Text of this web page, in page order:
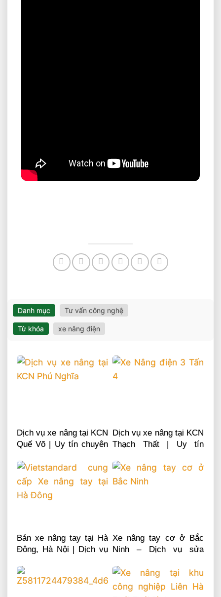
Danh mục Tư vấn công nghệ
Từ khóa xe nâng điện
Dịch vụ xe nâng tại KCN
Quế Võ | Uy tín chuyên
Dịch vụ xe nâng tại KCN
Thạch Thất | Uy tín
0868481555
Bán xe nâng tay tại Hà
Đông, Hà Nội | Dịch vụ
Xe nâng tay cơ ở Bắc
Ninh – Dịch vụ sửa